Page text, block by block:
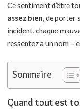
Ce sentiment d’être
assez bien , de porter
incident, chaque
ressentez a un nom –
Sommaire
Quand tout est